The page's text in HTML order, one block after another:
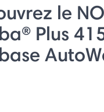
le
Plus